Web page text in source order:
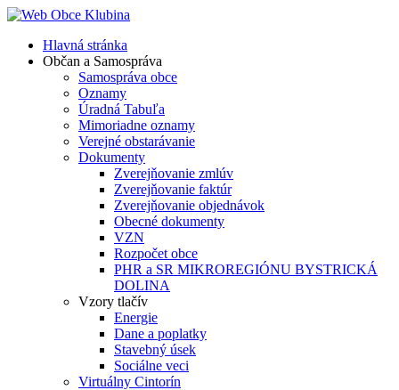
Hlavná stránka
Občan a Samospráva
Samospráva obce
Oznamy
Úradná Tabuľa
Mimoriadne oznamy
Verejné obstarávanie
Dokumenty
Zverejňovanie zmlúv
Zverejňovanie faktúr
Zverejňovanie objednávok
Obecné dokumenty
VZN
Rozpočet obce
PHR a SR MIKROREGIÓNU BYSTRICKÁ
DOLINA
Vzory tlačív
Energie
Dane a poplatky
Stavebný úsek
Sociálne veci
Virtuálny Cintorín